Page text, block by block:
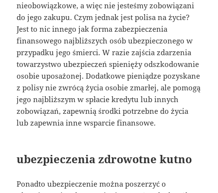
nieobowiązkowe, a więc nie jesteśmy zobowiązani
do jego zakupu. Czym jednak jest polisa na życie?
Jest to nic innego jak forma zabezpieczenia
finansowego najbliższych osób ubezpieczonego w
przypadku jego śmierci. W razie zajścia zdarzenia
towarzystwo ubezpieczeń spienięży odszkodowanie
osobie uposażonej. Dodatkowe pieniądze pozyskane
z polisy nie zwrócą życia osobie zmarłej, ale pomogą
jego najbliższym w spłacie kredytu lub innych
zobowiązań, zapewnią środki potrzebne do życia
lub zapewnia inne wsparcie finansowe.
ubezpieczenia zdrowotne kutno
Ponadto ubezpieczenie można poszerzyć o